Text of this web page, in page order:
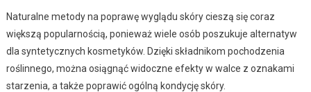
Naturalne metody na poprawę wyglądu skóry cieszą się coraz
większą popularnością, ponieważ wiele osób poszukuje alternatyw
dla syntetycznych kosmetyków. Dzięki składnikom pochodzenia
roślinnego, można osiągnąć widoczne efekty w walce z oznakami
starzenia, a także poprawić ogólną kondycję skóry.